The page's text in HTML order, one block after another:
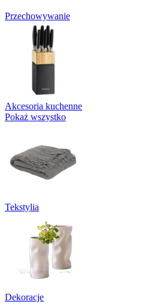
Przechowywanie
Akcesoria kuchenne
Pokaż wszystko
Tekstylia
Dekoracje